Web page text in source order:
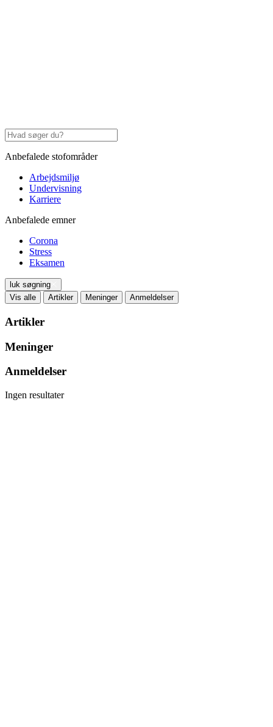
Anbefalede stofområder
Arbejdsmiljø
Undervisning
Karriere
Anbefalede emner
Corona
Stress
Eksamen
luk søgning
Vis alle
Artikler Meninger Anmeldelser
Artikler
Meninger
Anmeldelser
Ingen resultater